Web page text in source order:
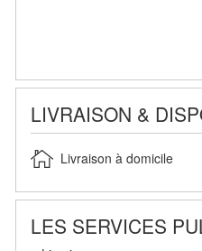
LIVRAISON &
Livraison à domicile
LES SERVICES